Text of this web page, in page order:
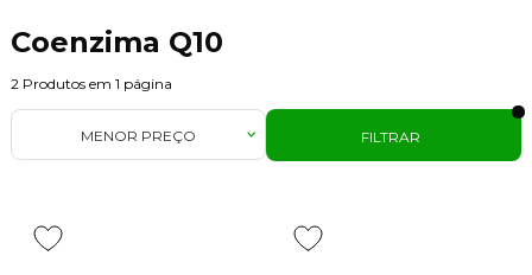
Coenzima Q10
2 Produtos em 1 página
FILTRAR
MENOR PREÇO